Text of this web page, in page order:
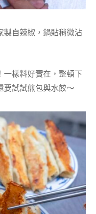
製自辣椒，鍋貼稍微沾
一樣料好實在，整頓下
要試試煎包與水餃～